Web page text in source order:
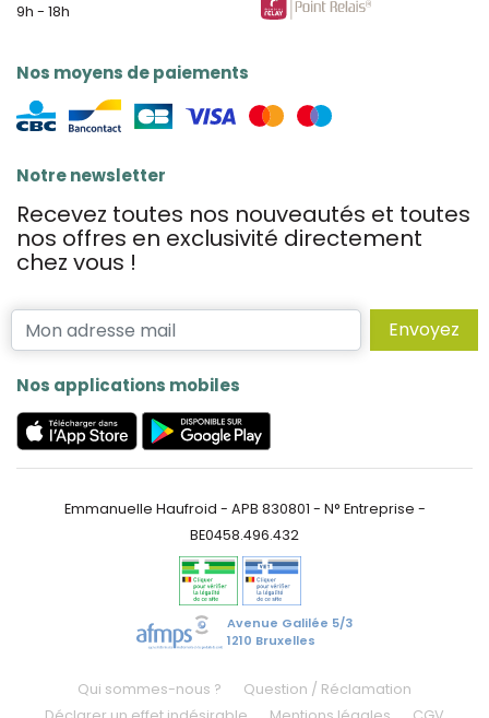
9h - 18h
Nos moyens de paiements
Notre newsletter
Recevez toutes nos nouveautés et toutes
nos offres en exclusivité directement
chez vous !
Envoyez
Nos applications mobiles
Emmanuelle Haufroid - APB 830801 - N° Entreprise -
BE0458.496.432
Avenue Galilée 5/3
1210 Bruxelles
Qui sommes-nous ?
Question / Réclamation